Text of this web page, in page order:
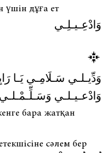
үшін дұға ет
وَادْعِـيـلِـي
وَدِّيـلـي سَـلَامِـي يَـا
وَادْعـيـلـي
бара жатқан
сәлем бер